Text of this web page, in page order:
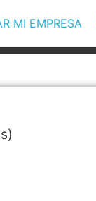
MI EMPRESA